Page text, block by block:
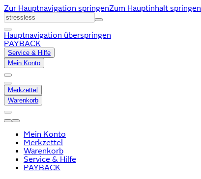
Zur Hauptnavigation springenZum Hauptinhalt springen
Hauptnavigation überspringen
PAYBACK
Service & Hilfe
Mein Konto
Merkzettel
Warenkorb
Mein Konto
Merkzettel
Warenkorb
Service & Hilfe
PAYBACK